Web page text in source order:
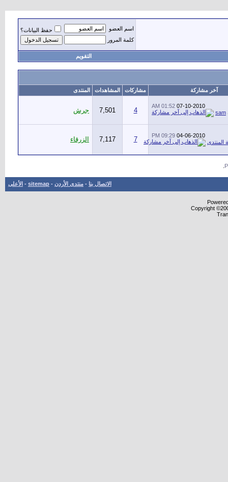
اسم العضو
حفظ البيانات؟
كلمة المرور
التقويم
آخر مشاركة مشاركات المشاهدات المنتدى
07-10-2010
01:52 AM
sam
4
7,501 جرش
04-06-2010
09:29 PM
المنتدى
7
7,117 الزرقاء
الاتصال بنا - منتدى الأردن -
sitemap
- الأعلى
Copyright